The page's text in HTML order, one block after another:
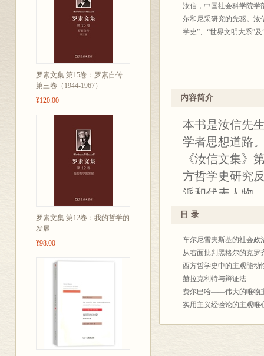
罗素文集 第15卷：罗素自传
第三卷（1944-1967）
¥120.00
罗素文集 第12卷：我的哲学的
发展
¥98.00
汝信，中国社会科学院学
尔和尼采研究的先驱。汝
学史”、“世界文明大系”
内容简介
本书是汝信先
学者思想道路
《汝信文集》
方哲学史研究
派和代表人物
德，近代经验
腊，特别是近
在今天看，其
目 录
车尔尼雪夫斯基的社会政
从右面批判黑格尔的克
西方哲学史中的主观能动
赫拉克利特与辩证法
费尔巴哈——伟大的唯物
实用主义经验论的主观唯